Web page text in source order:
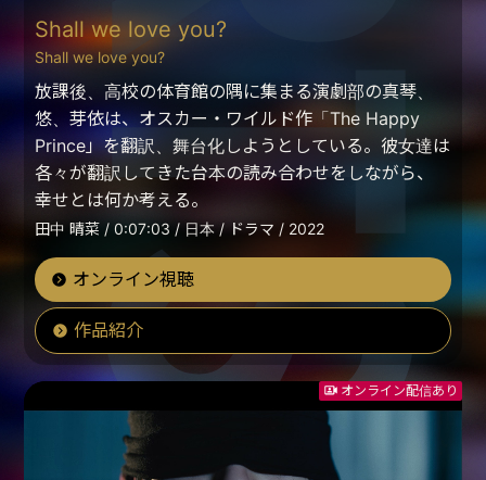
Shall we love you?
Shall we love you?
放課後、高校の体育館の隅に集まる演劇部の真琴、
悠、芽依は、オスカー・ワイルド作「The Happy
Prince」を翻訳、舞台化しようとしている。彼女達は
各々が翻訳してきた台本の読み合わせをしながら、
幸せとは何か考える。
田中 晴菜 / 0:07:03 / 日本 / ドラマ / 2022
オンライン視聴
作品紹介
オンライン配信あり